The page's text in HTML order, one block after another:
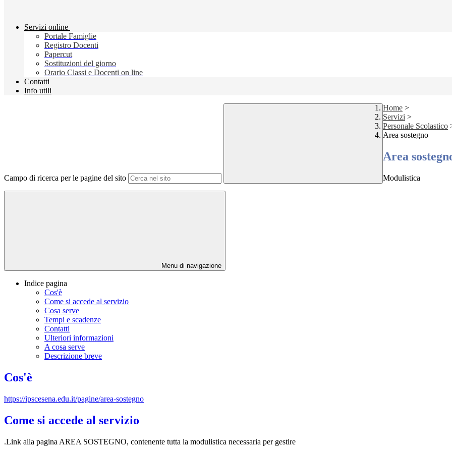
Servizi online
Portale Famiglie
Registro Docenti
Papercut
Sostituzioni del giorno
Orario Classi e Docenti on line
Contatti
Info utili
Campo di ricerca per le pagine del sito
Home >
Servizi >
Personale Scolastico
Area sostegno
Area
Modulistica
Menu di navigazione
Indice pagina
Cos'è
Come si accede al servizio
Cosa serve
Tempi e scadenze
Contatti
Ulteriori informazioni
A cosa serve
Descrizione breve
Cos'è
https://ipscesena.edu.it/pagine/area-sostegno
Come si accede al servizio
.Link alla pagina AREA SOSTEGNO, contenente tutta la modulistica necessaria per gestire